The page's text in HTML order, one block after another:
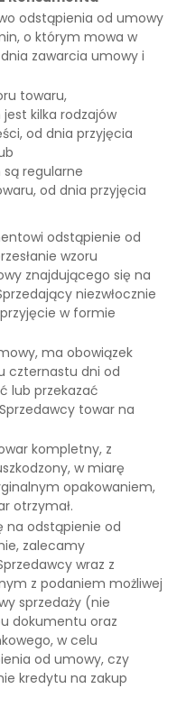
odstąpienia od umowy
o którym mowa w
zawarcia umowy i
towaru,
kilka rodzajów
od dnia przyjęcia
regularne
od dnia przyjęcia
odstąpienie od
wzoru
znajdującego się na
niezwłocznie
w formie
ma obowiązek
czternastu dni od
lub przekazać
towar na
kompletny, z
w miarę
opakowaniem,
otrzymał.
na odstąpienie od
zalecamy
wraz z
z podaniem możliwej
sprzedaży (nie
dokumentu oraz
w celu
od umowy, czy
kredytu na zakup